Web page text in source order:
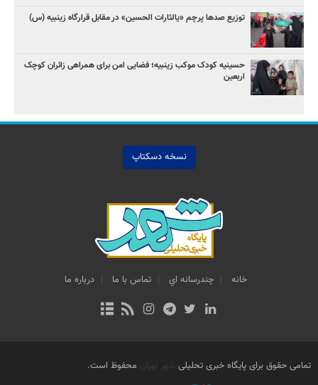
توزیع صدها پرچم «یالثارات الحسین» در مقابل قرارگاه زینبیه (س)
حسینیه کودک موکب زینبیه؛ فضایی امن برای همراهی زائران کوچک
اربعین
نسخه دسکتاپ
خانه چندرسانه اي تماس با ما درباره ما
تمامی حقوق برای پایگاه خبری تحلیلی شهر تهران محفوظ است.